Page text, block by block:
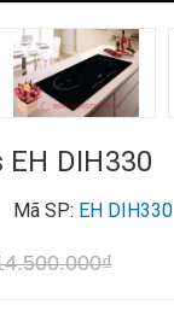
DIH330
Mã SP: EH DIH330